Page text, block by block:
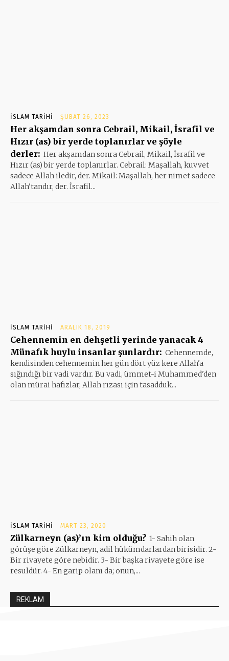
İSLAM TARIHI ŞUBAT 26, 2023
Her akşamdan sonra Cebrail, Mikail, İsrafil ve
Hızır (as) bir yerde toplanırlar ve şöyle
derler: Her akşamdan sonra Cebrail, Mikail, İsrafil ve
Hızır (as) bir yerde toplanırlar. Cebrail: Maşallah, kuvvet
sadece Allah iledir, der. Mikail: Maşallah, her nimet sadece
Allah'tandır, der. İsrafil...
İSLAM TARIHI ARALIK 18, 2019
Cehennemin en dehşetli yerinde yanacak 4
Münafık huylu insanlar şunlardır: Cehennemde,
kendisinden cehennemin her gün dört yüz kere Allah'a
sığındığı bir vadi vardır. Bu vadi, ümmet-i Muhammed'den
olan mürai hafızlar, Allah rızası için tasadduk...
İSLAM TARIHI MART 23, 2020
Zülkarneyn (as)’ın kim olduğu? 1- Sahih olan
görüşe göre Zülkarneyn, adil hükümdarlardan birisidir. 2-
Bir rivayete göre nebidir. 3- Bir başka rivayete göre ise
resuldür. 4- En garip olanı da; onun,...
REKLAM